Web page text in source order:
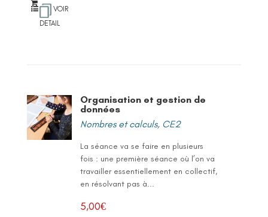
VOIR
DETAIL
Organisation et gestion de
données
Nombres et calculs, CE2
La séance va se faire en plusieurs
fois : une première séance où l’on va
travailler essentiellement en collectif,
en résolvant pas à...
5,00€